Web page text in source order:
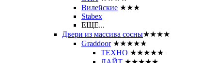
Вилейские ★★★
Stabex
ЕЩЕ...
Двери из массива сосны★★★★
Graddoor ★★★★★
ТЕХНО ★★★★★